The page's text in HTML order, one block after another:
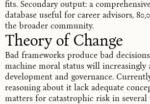
fits. Secondary output: a
database useful for career advisors,
the broader community.
Theory of Change
Bad frameworks produce bad
machine moral status will increasingly
development and governance.
reasoning about it lack adequate
matters for catastrophic risk in several